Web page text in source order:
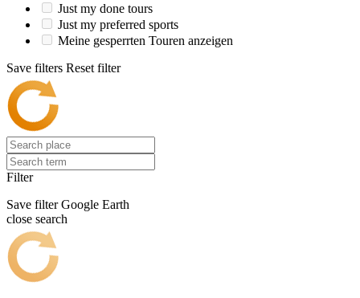
Just my done tours
Just my preferred sports
Meine gesperrten Touren anzeigen
Save filters Reset filter
Filter
Save filter Google Earth
close search